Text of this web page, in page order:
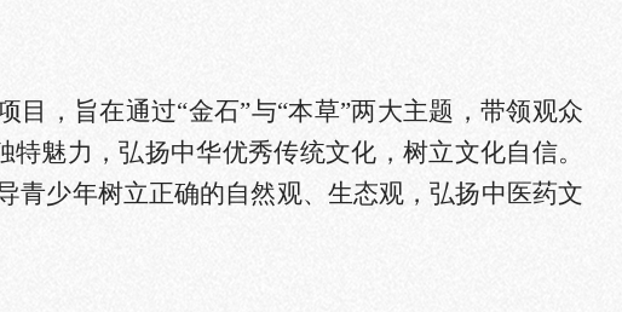
，旨在通过“金石”与“本草”两大主题，带领观众
特魅力 ，弘扬中华优秀传统文化，树立文化自信。
青少年树立正确的自然观、生态观，弘扬中医药文